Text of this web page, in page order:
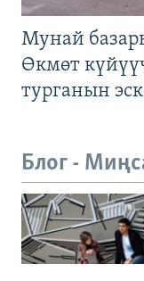
Мунай
Өкмөт
турганын
Блог -